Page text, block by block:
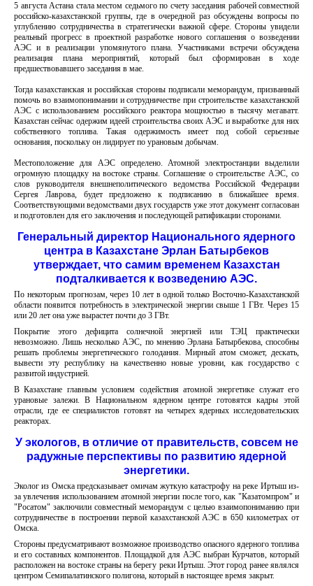
5 августа Астана стала местом седьмого по счету заседания рабочей совместной
российско-казахстанской группы, где в очередной раз обсуждены вопросы по
углублению сотрудничества в стратегически важной сфере. Стороны увидели
реальный прогресс в проектной разработке нового соглашения о возведении
АЭС и в реализации упомянутого плана. Участниками встречи обсуждена
реализация плана мероприятий, который был сформирован в ходе
предшествовавшего заседания в мае.
Тогда казахстанская и российская стороны подписали меморандум, призванный
помочь во взаимопонимании и сотрудничестве при строительстве казахстанской
АЭС с использованием российского реактора мощностью в тысячу мегаватт.
Казахстан сейчас одержим идеей строительства своих АЭС и выработке для них
собственного топлива. Такая одержимость имеет под собой серьезные
основания, поскольку он лидирует по урановым добычам.
Местоположение для АЭС определено. Атомной электростанции выделили
огромную площадку на востоке страны. Соглашение о строительстве АЭС, со
слов руководителя внешнеполитического ведомства Российской Федерации
Сергея Лаврова, будет предложено к подписанию в ближайшее время.
Соответствующими ведомствами двух государств уже этот документ согласован
и подготовлен для его заключения и последующей ратификации сторонами.
Генеральный директор Национального ядерного
центра в Казахстане Эрлан Батырбеков
утверждает, что самим временем Казахстан
подталкивается к возведению АЭС.
По некоторым прогнозам, через 10 лет в одной только Восточно-Казахстанской
области появится потребность в электрической энергии свыше 1 ГВт. Через 15
или 20 лет она уже вырастет почти до 3 ГВт.
Покрытие этого дефицита солнечной энергией или ТЭЦ практически
невозможно. Лишь несколько АЭС, по мнению Эрлана Батырбекова, способны
решать проблемы энергетического голодания. Мирный атом сможет, дескать,
вывести эту республику на качественно новые уровни, как государство с
развитой индустрией.
В Казахстане главным условием содействия атомной энергетике служат его
урановые залежи. В Национальном ядерном центре готовятся кадры этой
отрасли, где ее специалистов готовят на четырех ядерных исследовательских
реакторах.
У экологов, в отличие от правительств, совсем не
радужные перспективы по развитию ядерной
энергетики.
Эколог из Омска предсказывает омичам жуткую катастрофу на реке Иртыш из-
за увлечения использованием атомной энергии после того, как "Казатомпром" и
"Росатом" заключили совместный меморандум с целью взаимопониманию при
сотрудничестве в построении первой казахстанской АЭС в 650 километрах от
Омска.
Стороны предусматривают возможное производство опасного ядерного топлива
и его составных компонентов. Площадкой для АЭС выбран Курчатов, который
расположен на востоке страны на берегу реки Иртыш. Этот город ранее являлся
центром Семипалатинского полигона, который в настоящее время закрыт.